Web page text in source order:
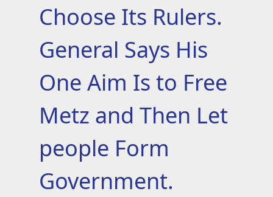
Choose Its Rulers.
General Says His
One Aim Is to Free
Metz and Then Let
people Form
Government.